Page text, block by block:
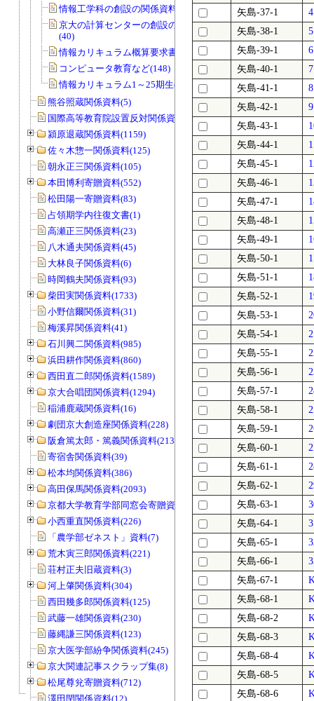
情報工学科の創設の関係資料(2)
京大の計算センターの創設の関係資料
(40)
情報カリキュラム概算要求書類(47)
コンピュータ教育など(148)
情報カリキュラム1～25期生(484)
熊谷照蔵関係資料(5)
国際高等教育院設置反対関係資料(20)
潁原退蔵関係資料(1159)
佐々木惣一関係資料(125)
朝永正三関係資料(105)
本田博利寄贈資料(552)
松田陽一寄贈資料(83)
占領期学内往復文書(1)
高瀬正三関係資料(23)
八木通夫関係資料(45)
大林良子関係資料(6)
時岡鶴夫関係資料(93)
柴田実関係資料(1733)
小野信爾関係資料(31)
梅溪昇関係資料(41)
石川興二関係資料(985)
浜田耕作関係資料(860)
西田直二郎関係資料(1589)
京大合唱団関係資料(1294)
稲浦鹿蔵関係資料(16)
劇団京大創造座関係資料(228)
阪倉篤太郎・篤義関係資料(213)
寄宿舎関係資料(39)
松本均関係資料(386)
高田保馬関係資料(2093)
京都大学教育学部同窓会寄贈資料(963)
小西重直関係資料(226)
「農学部ゼネスト」資料(7)
荒木寅三郎関係資料(221)
荘村正夫旧蔵資料(3)
河上肇関係資料(304)
西田幾多郎関係資料(125)
武藤一雄関係資料(230)
藤縄謙三関係資料(123)
京大医学部紛争関係資料(245)
京大関連記事スクラップ集(8)
松尾尊兊寄贈資料(712)
澤田閏関係資料(12)
矢島-37-1
矢島-38-1
矢島-39-1
矢島-40-1
矢島-41-1
矢島-42-1
矢島-43-1
矢島-44-1
矢島-45-1
矢島-46-1
矢島-47-1
矢島-48-1
矢島-49-1
矢島-50-1
矢島-51-1
矢島-52-1
矢島-53-1
矢島-54-1
矢島-55-1
矢島-56-1
矢島-57-1
矢島-58-1
矢島-59-1
矢島-60-1
矢島-61-1
矢島-62-1
矢島-63-1
矢島-64-1
矢島-65-1
矢島-66-1
矢島-67-1
矢島-68-1
矢島-68-2
矢島-68-3
矢島-68-4
矢島-68-5
矢島-68-6